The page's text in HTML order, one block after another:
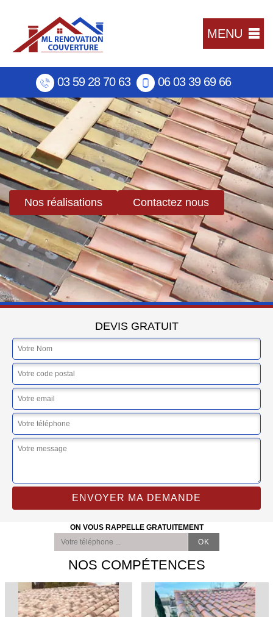
MENU
03 59 28 70 63 06 03 39 69 66
Nos réalisations Contactez nous
DEVIS GRATUIT
ON VOUS RAPPELLE GRATUITEMENT
NOS COMPÉTENCES